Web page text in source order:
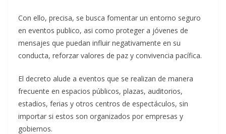
Con ello, precisa, se busca fomentar un entorno seguro
en eventos publico, asi como proteger a jóvenes de
mensajes que puedan influir negativamente en su
conducta, reforzar valores de paz y convivencia pacífica.
El decreto alude a eventos que se realizan de manera
frecuente en espacios públicos, plazas, auditorios,
estadios, ferias y otros centros de espectáculos, sin
importar si estos son organizados por empresas y
gobiernos.